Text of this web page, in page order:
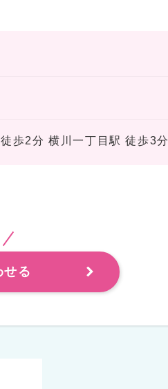
歩2分 横川一丁目駅 徒歩3分
る